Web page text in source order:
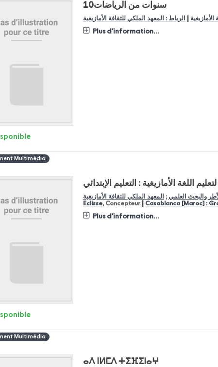
سنوات من الرياضات10
الرباط : المعهد الملكي للثقافة الأمازيغية
Plus d'information...
Multimédia
والبحث العلمي ; المعهد الملكي للثقافة الأمازيغية
Eclisse, Concepteur Casablanca [Maroc] :
Plus d'information...
Multimédia
ⴰⴷ ⵏⵍⵎⴷ ⵜⵉⴼⵉⵏⴰⵖ